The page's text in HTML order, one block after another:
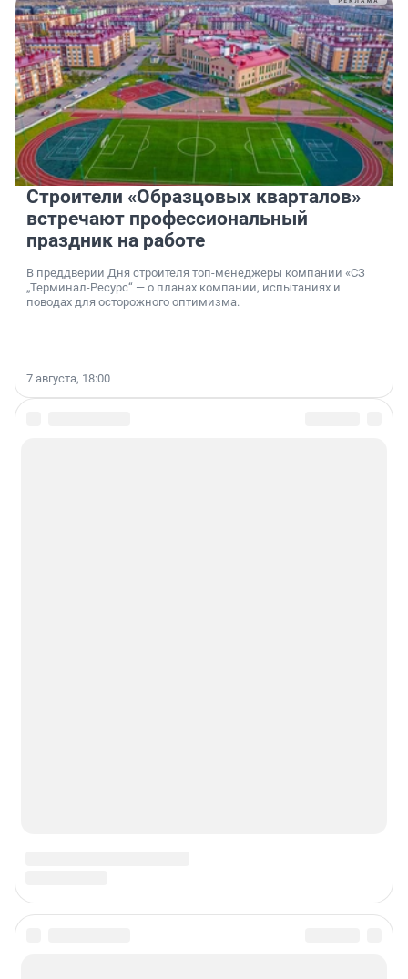
Строители «Образцовых кварталов»
встречают профессиональный
праздник на работе
В преддверии Дня строителя топ-менеджеры компании «СЗ
„Терминал-Ресурс“ — о планах компании, испытаниях и
поводах для осторожного оптимизма.
7 августа, 18:00